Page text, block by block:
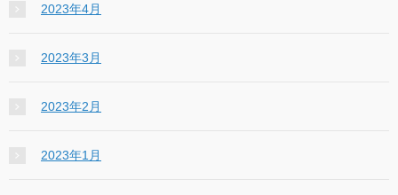
2023年4月
2023年3月
2023年2月
2023年1月